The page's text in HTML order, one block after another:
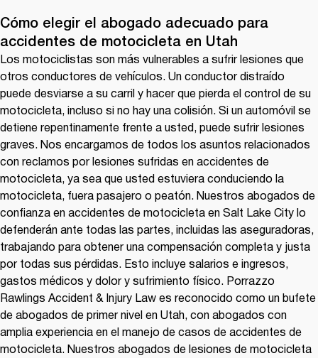
Cómo elegir el abogado adecuado para
accidentes de motocicleta en Utah
Los motociclistas son más vulnerables a sufrir lesiones que
otros conductores de vehículos. Un conductor distraído
puede desviarse a su carril y hacer que pierda el control de su
motocicleta, incluso si no hay una colisión. Si un automóvil se
detiene repentinamente frente a usted, puede sufrir lesiones
graves. Nos encargamos de todos los asuntos relacionados
con reclamos por lesiones sufridas en accidentes de
motocicleta, ya sea que usted estuviera conduciendo la
motocicleta, fuera pasajero o peatón. Nuestros abogados de
confianza en accidentes de motocicleta en Salt Lake City lo
defenderán ante todas las partes, incluidas las aseguradoras,
trabajando para obtener una compensación completa y justa
por todas sus pérdidas. Esto incluye salarios e ingresos,
gastos médicos y dolor y sufrimiento físico. Porrazzo
Rawlings Accident & Injury Law es reconocido como un bufete
de abogados de primer nivel en Utah, con abogados con
amplia experiencia en el manejo de casos de accidentes de
motocicleta. Nuestros abogados de lesiones de motocicleta